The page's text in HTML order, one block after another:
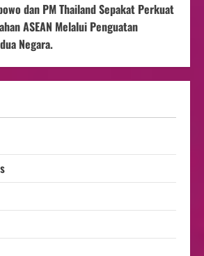
dan PM Thailand Sepakat Perkuat
ASEAN Melalui Penguatan
Negara.